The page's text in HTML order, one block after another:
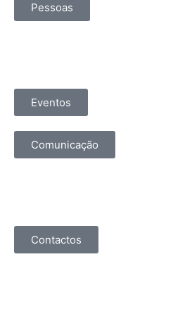
Pessoas
Eventos
Comunicação
Contactos